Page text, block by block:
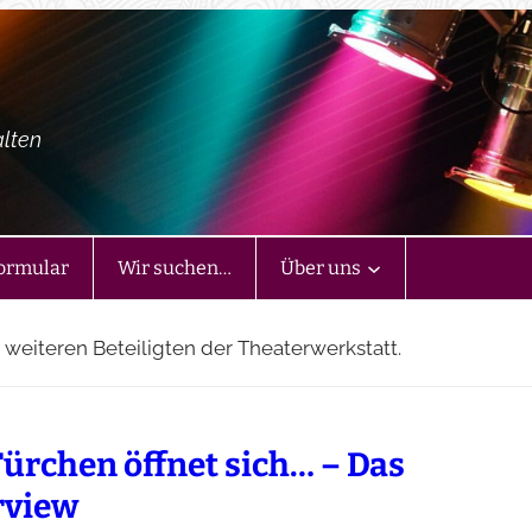
Wir suchen… Über uns
Beteiligten der Theaterwerkstatt.
öffnet sich… – Das